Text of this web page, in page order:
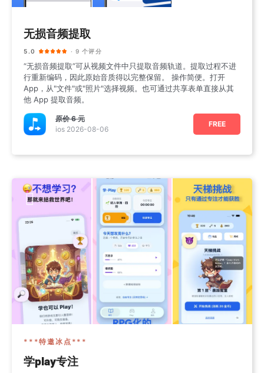
无损音频提取
5.0 · 9 个评分
“无损音频提取”可从视频文件中只提取音频轨道。提取过程不进
行重新编码，因此原始音质得以完整保留。 操作简便。打开
App，从"文件"或"照片"选择视频。也可通过共享表单直接从其
他 App 提取音频。
原价6 元
ios 2026-08-06
FREE
***特邀冰点***
学play专注